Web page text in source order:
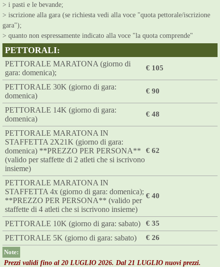
> i pasti e le bevande;
> iscrizione alla gara (se richiesta vedi alla voce "quota pettorale/iscrizione
gara");
> quanto non espressamente indicato alla voce "la quota comprende"
PETTORALI:
PETTORALE MARATONA (giorno di
gara: domenica);
€ 105
PETTORALE 30K (giorno di gara:
domenica)
€ 90
PETTORALE 14K (giorno di gara:
domenica)
€ 48
PETTORALE MARATONA IN
STAFFETTA 2X21K (giorno di gara:
domenica) **PREZZO PER PERSONA**
(valido per staffette di 2 atleti che si iscrivono
insieme)
€ 62
PETTORALE MARATONA IN
STAFFETTA 4x (giorno di gara: domenica);
**PREZZO PER PERSONA** (valido per
staffette di 4 atleti che si iscrivono insieme)
€ 40
PETTORALE 10K (giorno di gara: sabato) € 35
PETTORALE 5K (giorno di gara: sabato) € 26
Note:
Prezzi validi fino al 20 LUGLIO 2026. Dal 21 LUGLIO nuovi prezzi.